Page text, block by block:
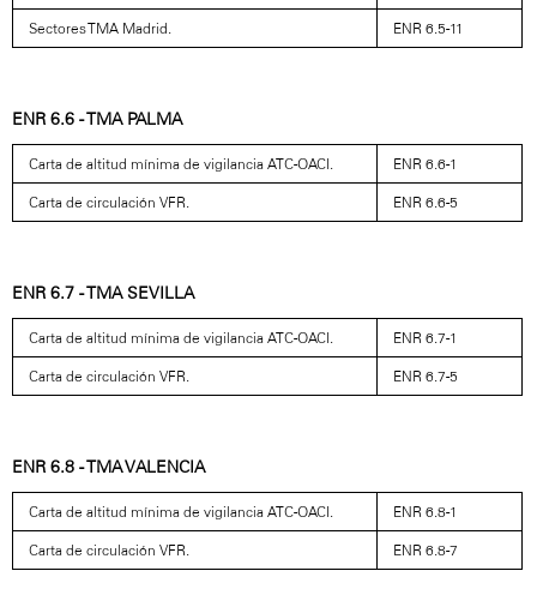
Sectores TMA Madrid. ENR 6.5-11
ENR 6.6 - TMA PALMA
Carta de altitud mínima de vigilancia ATC-OACI. ENR 6.6-1
Carta de circulación VFR. ENR 6.6-5
ENR 6.7 - TMA SEVILLA
Carta de altitud mínima de vigilancia ATC-OACI. ENR 6.7-1
Carta de circulación VFR. ENR 6.7-5
ENR 6.8 - TMA VALENCIA
Carta de altitud mínima de vigilancia ATC-OACI. ENR 6.8-1
Carta de circulación VFR. ENR 6.8-7